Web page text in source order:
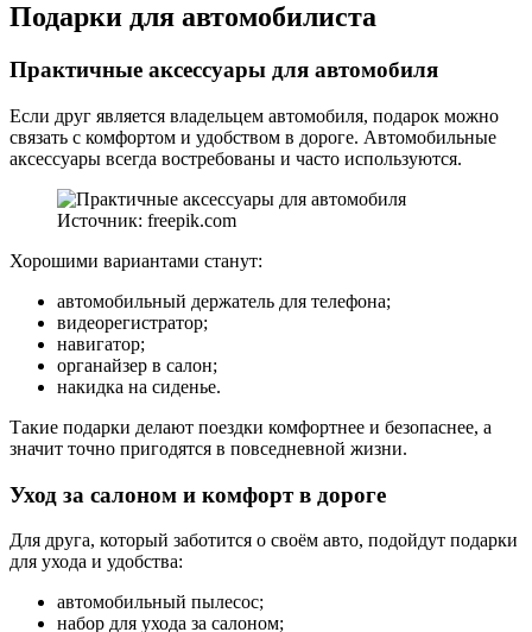
Подарки для автомобилиста
Практичные аксессуары для автомобиля
Если друг является владельцем автомобиля, подарок можно
связать с комфортом и удобством в дороге. Автомобильные
аксессуары всегда востребованы и часто используются.
Источник: freepik.com
Хорошими вариантами станут:
автомобильный держатель для телефона;
видеорегистратор;
навигатор;
органайзер в салон;
накидка на сиденье.
Такие подарки делают поездки комфортнее и безопаснее, а
значит точно пригодятся в повседневной жизни.
Уход за салоном и комфорт в дороге
Для друга, который заботится о своём авто, подойдут подарки
для ухода и удобства:
автомобильный пылесос;
набор для ухода за салоном;